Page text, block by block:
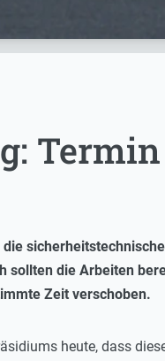
sollten die Arbeiten
Zeit verschoben.
heute, dass